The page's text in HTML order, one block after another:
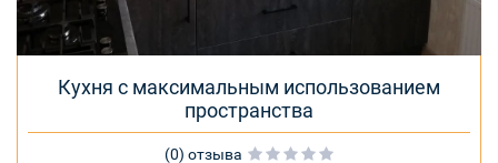
Кухня с максимальным использованием
пространства
(0) отзыва